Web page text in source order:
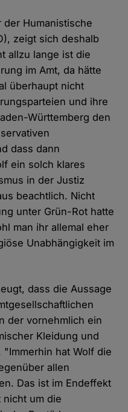
Humanistische
zeigt sich deshalb
allzu lange ist die
im Amt, da hätte
überhaupt nicht
und ihre
Württemberg den
dass dann
ein solch klares
in der Justiz
beachtlich. Nicht
unter Grün-Rot hatte
man ihr allemal eher
Unabhängigkeit im
dass die Aussage
der vornehmlich ein
Kleidung und
hat Wolf die
allen
Das ist im Endeffekt
um die